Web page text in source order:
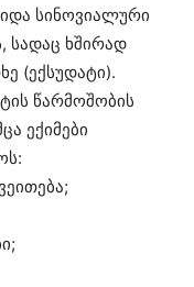
სინოვიალური
სადაც ხშირად
(ექსუდატი).
წარმოშობის
ექიმები